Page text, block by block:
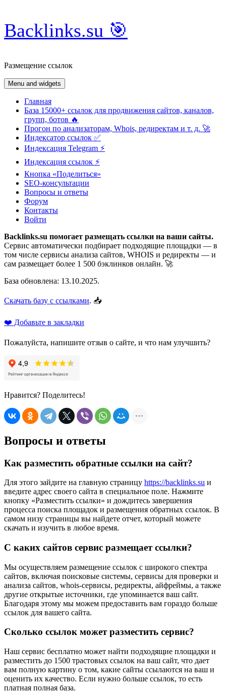
Skip
to
content
Backlinks.su 🎯
Размещение ссылок
Menu and widgets
Главная
База 15000+ ссылок для продвижения сайтов, каналов,
групп, ботов 🔥
Прогон по анализаторам, Whois, редиректам и т. д. 🚀
Индексатор ссылок ✅
Индексация Telegram ⚡️
Индексация ссылок ⚡️
Кнопка «Поделиться»
SEO-консультации
Вопросы и ответы
Форум
Контакты
Войти
Backlinks.su помогает размещать ссылки на ваши сайты.
Сервис автоматически подбирает подходящие площадки — в
том числе сервисы анализа сайтов, WHOIS и редиректы — и
сам размещает более 1 500 бэклинков онлайн. 🚀
База обновлена: 13.10.2025.
Скачать базу с ссылками. 📥
❤️ Добавьте в закладки
Пожалуйста, напишите отзыв о сайте, и что нам улучшить?
Нравится? Поделитесь!
Вопросы и ответы
Как разместить обратные ссылки на сайт?
Для этого зайдите на главную страницу https://backlinks.su и
введите адрес своего сайта в специальное поле. Нажмите
кнопку «Разместить ссылки» и дождитесь завершения
процесса поиска площадок и размещения обратных ссылок. В
самом низу страницы вы найдете отчет, который можете
скачать и изучить в любое время.
С каких сайтов сервис размещает ссылки?
Мы осуществляем размещение ссылок с широкого спектра
сайтов, включая поисковые системы, сервисы для проверки и
анализа сайтов, whois-сервисы, редиректы, айфреймы, а также
другие открытые источники, где упоминается ваш сайт.
Благодаря этому мы можем предоставить вам гораздо больше
ссылок для вашего сайта.
Сколько ссылок может разместить сервис?
Наш сервис бесплатно может найти подходящие площадки и
разместить до 1500 трастовых ссылок на ваш сайт, что дает
вам полную картину о том, какие сайты ссылаются на ваш и
оценить их качество. Если нужно больше ссылок, то есть
платная полная база.